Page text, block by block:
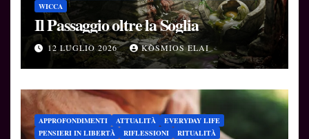
WICCA
Il Passaggio oltre la Soglia
12 LUGLIO 2026 KÒSMIOS ELAI
APPROFONDIMENTI ATTUALITÀ
EVERYDAY LIFE
PENSIERI IN LIBERTÀ
RIFLESSIONI
RITUALITÀ